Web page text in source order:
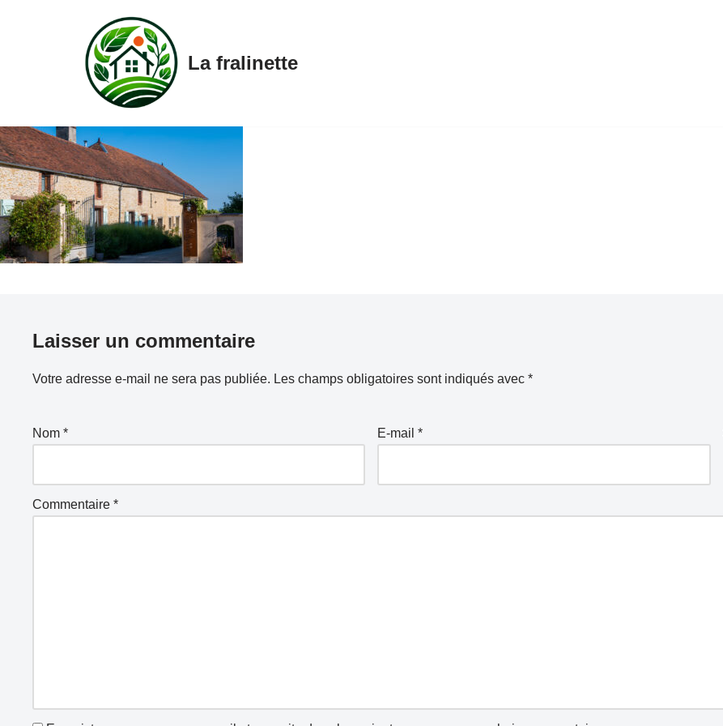
La fralinette
Laisser un commentaire
Votre adresse e-mail ne sera pas publiée. Les champs obligatoires sont indiqués avec *
Nom * E-mail*
Commentaire *